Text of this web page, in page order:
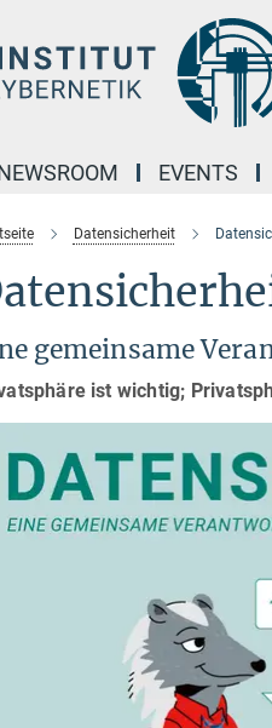
EVENTS
Datensicherheit
gemeinsame
ist wichtig;